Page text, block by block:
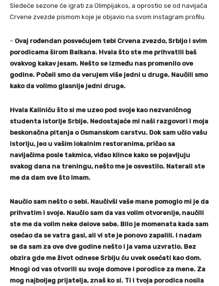
Sledeće sezone će igrati za Olimpijakos, a oprostio se od navijača
Crvene zvezde pismom koje je objavio na svom instagram profilu.
– Ovaj rođendan posvećujem tebi Crvena zvezdo, Srbijo i svim
porodicama širom Balkana. Hvala što ste me prihvatili baš
ovakvog kakav jesam. Nešto se između nas promenilo ove
godine. Počeli smo da verujem više jedni u druge. Naučili smo
kako da volimo glasnije jedni druge.
Hvala Kaliniću što si me uzeo pod svoje kao nezvaničnog
studenta istorije Srbije. Nedostajaće mi naši razgovori i moja
beskonačna pitanja o Osmanskom carstvu. Dok sam učio vašu
istoriju, jeo u vašim lokalnim restoranima, pričao sa
navijačima posle takmica, viđao klince kako se pojavljuju
svakog dana na treningu, nešto me je osvestilo. Naterali ste
me da dam sve što imam.
Naučio sam nešto o sebi. Naučivši vaše mane pomoglo mi je da
prihvatim i svoje. Naučio sam da vas volim otvorenije, naučili
ste me da volim neke delove sebe. Bilo je momenata kada sam
osećao da se vatra gasi, ali vi ste je ponovo zapalili. I nadam
se da sam za ove dve godine nešto i ja vama uzvratio. Bez
obzira gde me život odnese Srbiju ću uvek osećati kao dom.
Mnogi od vas otvorili su svoje domove i porodice za mene. Za
mog najboljeg prijatelja, znaš ko si. Ti i tvoja porodica nosila